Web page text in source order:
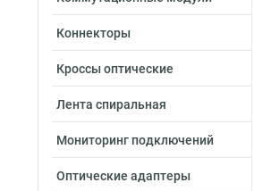
Коннекторы
Кроссы оптические
Лента спиральная
Мониторинг подключений
Оптические адаптеры